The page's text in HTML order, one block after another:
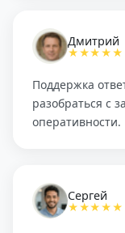
Дмитрий
★★★★★
Поддержка
разобраться с
оперативности.
Сергей
★★★★★